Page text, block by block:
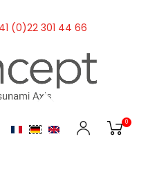
(0)22 301 44 66
0